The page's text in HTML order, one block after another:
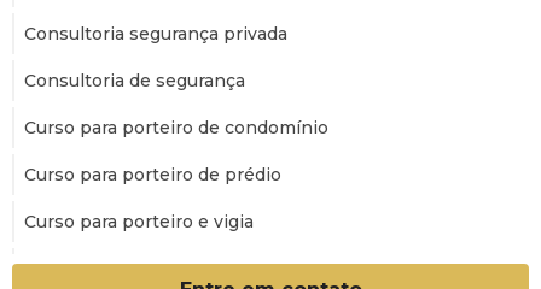
Consultoria segurança privada
Consultoria de segurança
Curso para porteiro de condomínio
Curso para porteiro de prédio
Curso para porteiro e vigia
Curso para porteiro